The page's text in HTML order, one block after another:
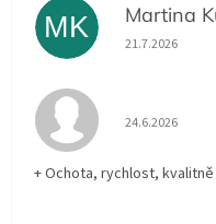
MK Martina
Hodnocení
21.7.2026
Hodnocení
24.6.2026
+ Ochota, rychlost, kvalitně